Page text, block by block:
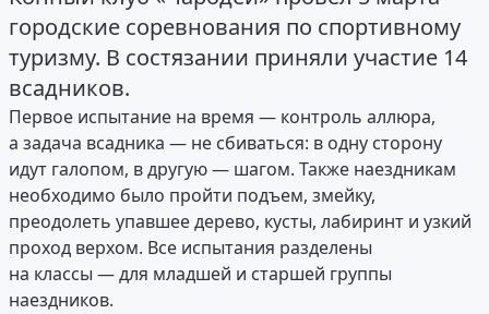
городские соревнования по спортивному
туризму. В состязании приняли участие 14
всадников.
Первое испытание на время — контроль аллюра,
а задача всадника — не сбиваться: в одну сторону
идут галопом, в другую — шагом. Также наездникам
необходимо было пройти подъем, змейку,
преодолеть упавшее дерево, кусты, лабиринт и узкий
проход верхом. Все испытания разделены
на классы — для младшей и старшей группы
наездников.